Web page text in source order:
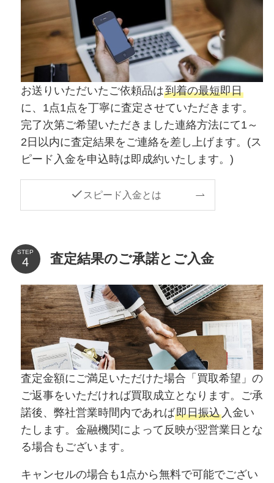
お送りいただいたご依頼品は到着の最短即日
に、1点1点を丁寧に査定させていただきます。
完了次第ご希望いただきました連絡方法にて1～
2日以内に査定結果をご連絡を差し上げます。(ス
ピード入金を申込時は即成約いたします。)
スピード入金とは
STEP 査定結果のご承諾とご入金
査定金額にご満足いただけた場合「買取希望」の
ご返事をいただければ買取成立となります。ご承
諾後、弊社営業時間内であれば即日振込入金い
たします。金融機関によって反映が翌営業日とな
る場合もございます。
キャンセルの場合も1点から無料で可能でござい